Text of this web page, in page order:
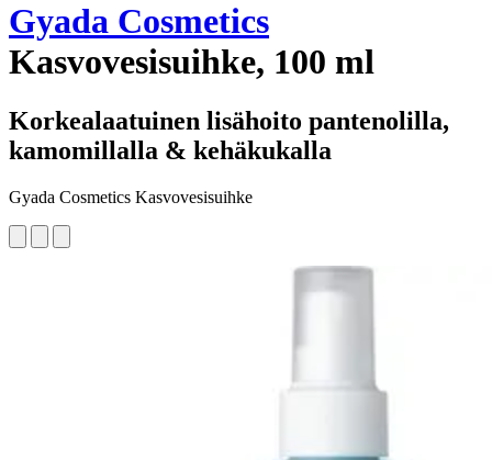
Gyada Cosmetics
Kasvovesisuihke, 100 ml
Korkealaatuinen lisähoito pantenolilla,
kamomillalla & kehäkukalla
Gyada Cosmetics Kasvovesisuihke